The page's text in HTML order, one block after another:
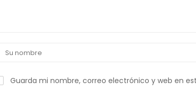
Guarda mi nombre, correo electrónico y web en